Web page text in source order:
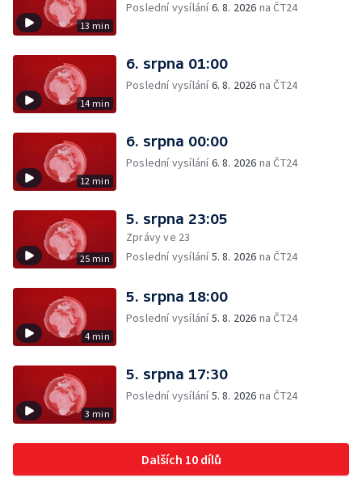
13 min
Poslední vysílání6. 8. 2026 na ČT24
14 min
6. srpna 01:00
Poslední vysílání6. 8. 2026 na ČT24
12 min
6. srpna 00:00
Poslední vysílání6. 8. 2026 na ČT24
25 min
5. srpna 23:05
Zprávy ve 23
Poslední vysílání5. 8. 2026 na ČT24
4 min
5. srpna 18:00
Poslední vysílání5. 8. 2026 na ČT24
3 min
5. srpna 17:30
Poslední vysílání5. 8. 2026 na ČT24
Dalších 10 dílů